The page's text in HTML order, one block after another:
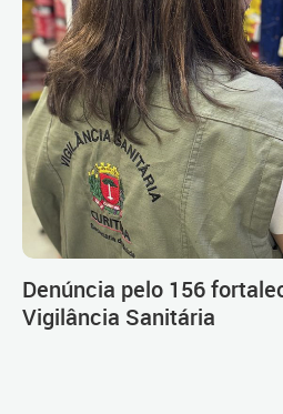
Denúncia pelo 156
Vigilância Sanitária